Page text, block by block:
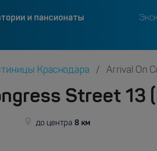
и пансионаты
Краснодара Arrival On
Street 13
до центра 8 км